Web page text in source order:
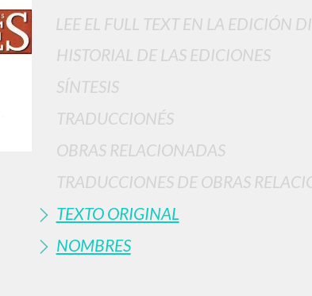
LEE EL FULL TEXT EN LA EDICIÓN
HISTORIAL DE LAS EDICIONES
SÍNTESIS
TRADUCCIONÉS
OBRAS RELACIONADAS
TRADUCCIONES DE OBRAS
TEXTO ORIGINAL
NOMBRES
LUIGI
GIUSSANI
scritti